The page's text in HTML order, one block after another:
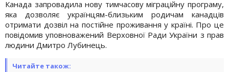
Канада запровадила нову тимчасову міграційну програму,
яка дозволяє українцям-близьким родичам канадців
отримати дозвіл на постійне проживання у країні. Про це
повідомив уповноважений Верховної Ради України з прав
людини Дмитро Лубинець.
Читайте також: